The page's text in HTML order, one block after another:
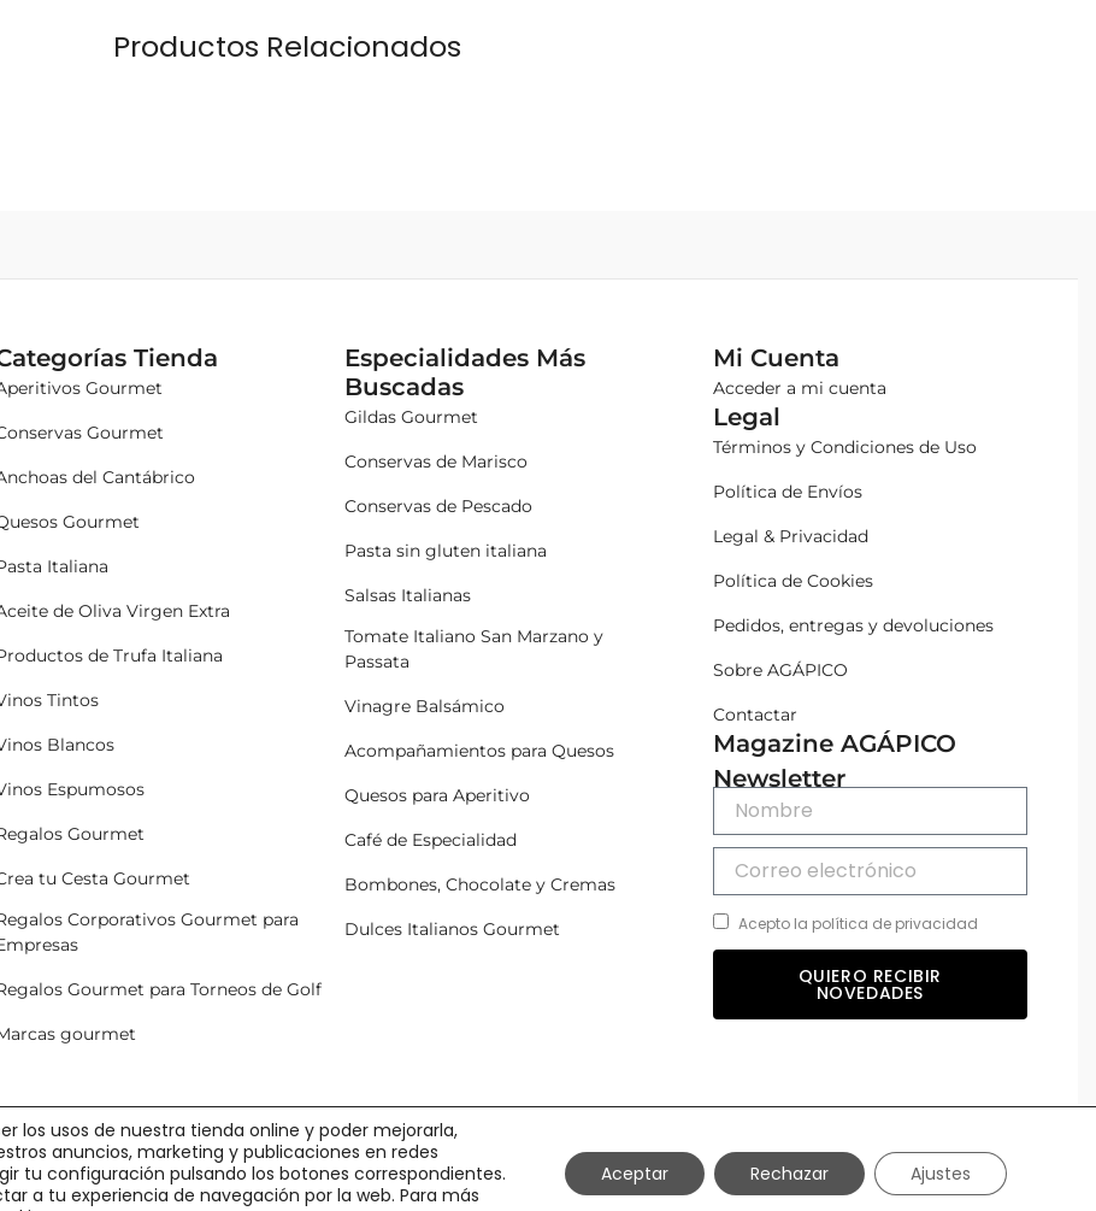
Productos Relacionados
Tienda
Gourmet
Gourmet
del Cantábrico
Gourmet
Italiana
de Oliva Virgen Extra
de Trufa Italiana
Tintos
Blancos
Espumosos
Gourmet
tu Cesta Gourmet
Corporativos Gourmet para
Gourmet para Torneos de Golf
gourmet
Especialidades Más
Buscadas
Gildas Gourmet
Conservas de Marisco
Conservas de Pescado
Pasta sin gluten italiana
Salsas Italianas
Tomate Italiano San Marzano y
Passata
Vinagre Balsámico
Acompañamientos para Quesos
Quesos para Aperitivo
Café de Especialidad
Bombones, Chocolate y Cremas
Dulces Italianos Gourmet
Mi Cuenta
Acceder a mi cuenta
Legal
Términos y Condiciones de Uso
Política de Envíos
Legal & Privacidad
Política de Cookies
Pedidos, entregas y devoluciones
Sobre AGÁPICO
Contactar
Magazine AGÁPICO
Newsletter
Acepto la política de privacidad
QUIERO RECIBIR
NOVEDADES
los usos de nuestra tienda online y poder mejorarla,
anuncios, marketing y publicaciones en redes
tu configuración pulsando los botones correspondientes.
a tu experiencia de navegación por la web. Para más
Aceptar Rechazar Ajustes